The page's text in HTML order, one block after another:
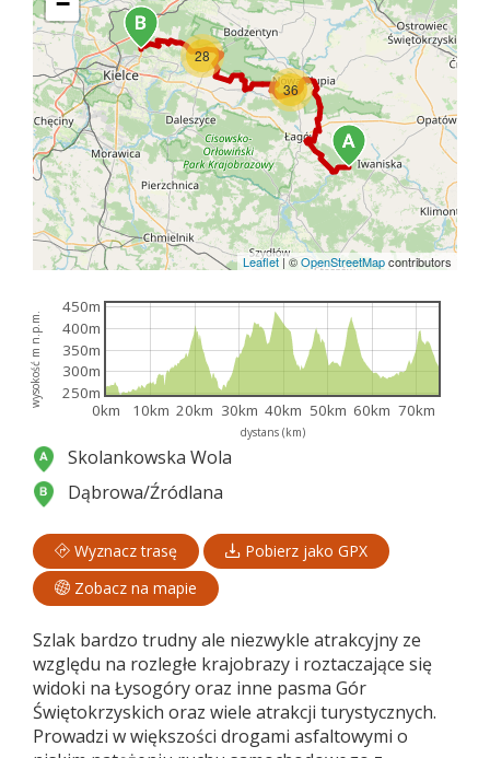
28
36
Leaflet |©OpenStreetMapcontributors
dystans (km)
wysokość m n.p.m.
0km 10km 20km 30km 40km 50km 60km 70km
250m
300m
350m
400m
450m
Skolankowska Wola
Dąbrowa/Źródlana
Wyznacz trasę
Pobierz jako GPX
Zobacz na mapie
Szlak bardzo trudny ale niezwykle atrakcyjny ze
względu na rozległe krajobrazy i roztaczające się
widoki na Łysogóry oraz inne pasma Gór
Świętokrzyskich oraz wiele atrakcji turystycznych.
Prowadzi w większości drogami asfaltowymi o